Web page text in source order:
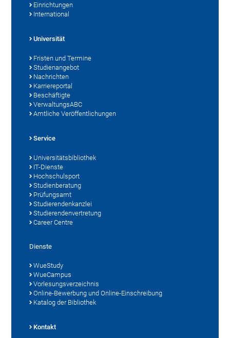
Einrichtungen
International
Universität
Fristen und Termine
Studienangebot
Nachrichten
Karriereportal
Beschäftigte
VerwaltungsABC
Amtliche Veröffentlichungen
Service
Universitätsbibliothek
IT-Dienste
Hochschulsport
Studienberatung
Prüfungsamt
Studierendenkanzlei
Studierendenvertretung
Career Centre
Dienste
WueStudy
WueCampus
Vorlesungsverzeichnis
Online-Bewerbung und Online-Einschreibung
Katalog der Bibliothek
Kontakt